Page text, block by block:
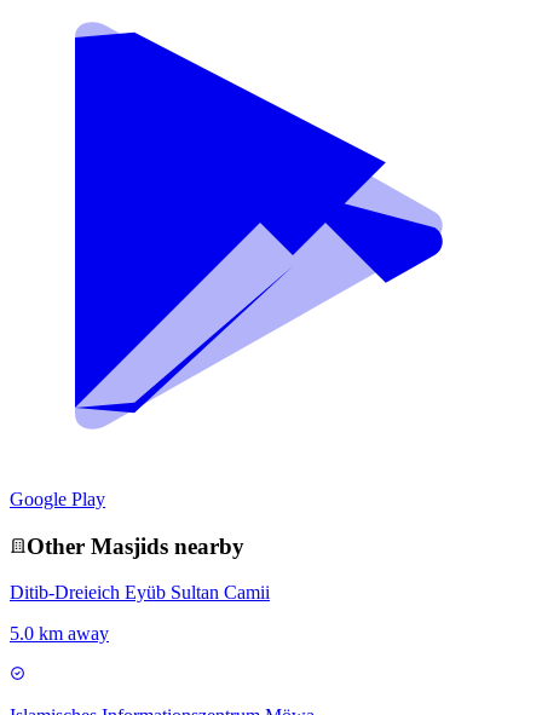
Google Play
Other Masjids nearby
Ditib-Dreieich Eyüb Sultan Camii
5.0 km away